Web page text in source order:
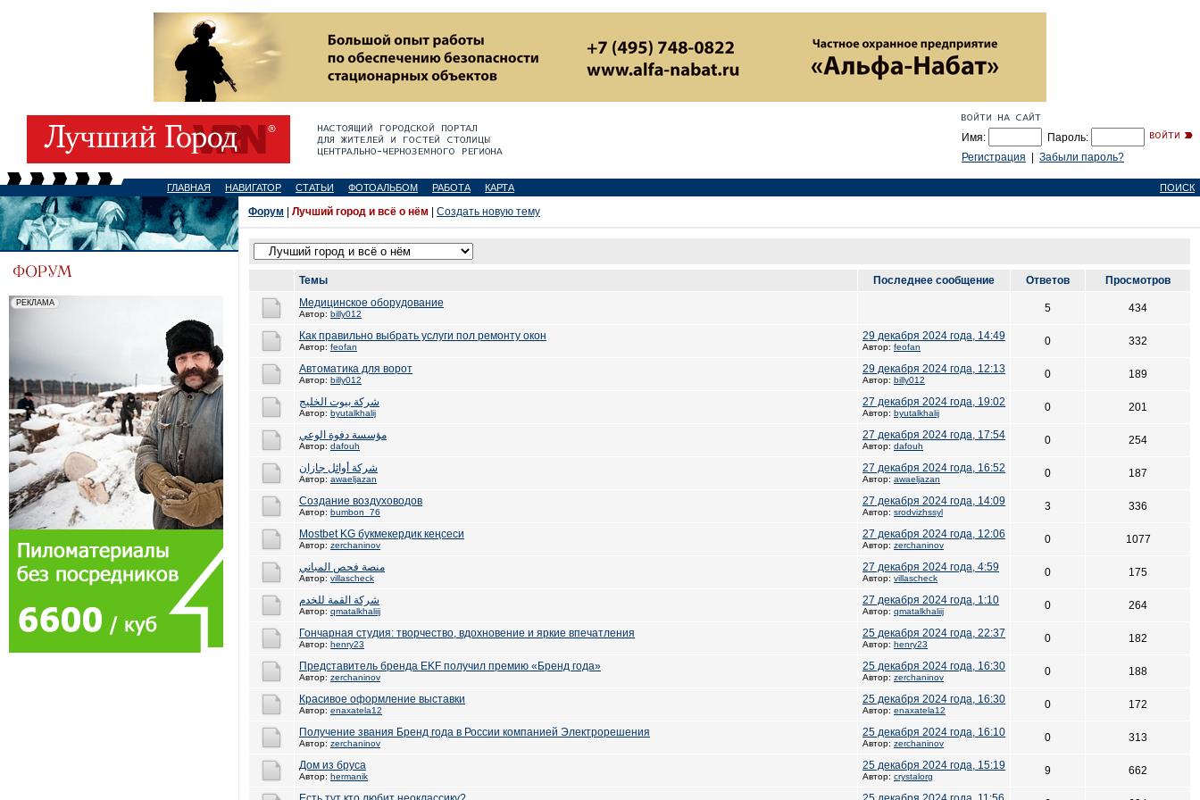
Имя:
Пароль:
Регистрация
Забыли пароль?
ГЛАВНАЯ НАВИГАТОР СТАТЬИ ФОТОАЛЬБОМ РАБОТА КАРТА ПОИСК
Форум Лучший город и всё о нём Создать новую тему
Темы Последнее сообщение Ответов
Просмотров
Медицинское оборудование
Автор: billy012 5 434
Как правильно выбрать услуги пол ремонту окон
Автор: feofan
29 декабря 2024 года, 14:49
Автор: feofan 0 332
Автоматика для ворот
Автор: billy012
29 декабря 2024 года, 12:13
Автор: billy012 0 189
شركة بيوت الخليج
Автор: byutalkhalij
27 декабря 2024 года, 19:02
Автор: byutalkhalij 0 201
مؤسسة دفوة الوعي
Автор: dafouh
27 декабря 2024 года, 17:54
Автор: dafouh 0 254
شركة أوائل جازان
Автор: awaeljazan
27 декабря 2024 года, 16:52
Автор: awaeljazan 0 187
Создание воздуховодов
Автор: bumbon_76
27 декабря 2024 года, 14:09
Автор: srodvizhssyl 3 336
Mostbet KG букмекердик кеңсеси
Автор: zerchaninov
27 декабря 2024 года, 12:06
Автор: zerchaninov 0 1077
منصة فحص المباني
Автор: villascheck
27 декабря 2024 года, 4:59
Автор: villascheck 0 175
شركة القمة للخدم
Автор: qmatalkhaliij
27 декабря 2024 года, 1:10
Автор: qmatalkhaliij 0 264
Гончарная студия: творчество, вдохновение и яркие впечатления
Автор: henry23
25 декабря 2024 года, 22:37
Автор: henry23 0 182
Представитель бренда EKF получил премию «Бренд года»
Автор: zerchaninov
25 декабря 2024 года, 16:30
Автор: zerchaninov 0 188
Красивое оформление выставки
Автор: enaxatela12
25 декабря 2024 года, 16:30
Автор: enaxatela12 0 172
Получение звания Бренд года в России компанией Электрорешения
Автор: zerchaninov
25 декабря 2024 года, 16:10
Автор: zerchaninov 0 313
Дом из бруса
Автор: hermanik
25 декабря 2024 года, 15:19
Автор: crystalorg 9 662